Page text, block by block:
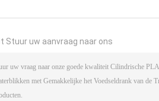
Stuur uw aanvraag naar ons